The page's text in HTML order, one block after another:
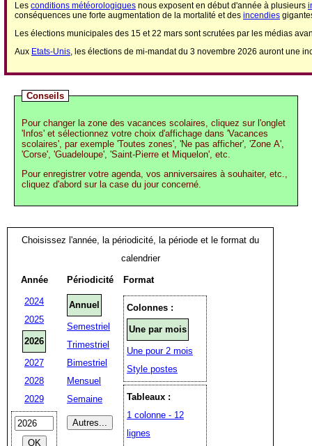
Les conditions météorologiques nous exposent en début d'année à plusieurs
conséquences une forte augmentation de la mortalité et des incendies
Les élections municipales des 15 et 22 mars sont scrutées par les médias
Aux Etats-Unis, les élections de mi-mandat du 3 novembre 2026 auront une
Conseils
Pour changer la zone des vacances scolaires, cliquez sur l'onglet
'Infos' et sélectionnez votre choix d'affichage dans 'Vacances
scolaires', par exemple 'Toutes zones', 'Ne pas afficher', 'Zone A',
'Corse', 'Guadeloupe', 'Saint-Pierre et Miquelon', etc.
Pour enregistrer votre agenda, vos anniversaires à souhaiter, etc.,
cliquez d'abord sur la case du jour concerné.
Choisissez l'année, la périodicité, la période et le format du
calendrier
Année
2024
2025
2026
2027
2028
2029
Périodicité
Annuel
Semestriel
Trimestriel
Bimestriel
Mensuel
Semaine
Format
Colonnes :
Une par mois
Une pour 2 mois
Style postes
Tableaux :
1 colonne - 12
lignes